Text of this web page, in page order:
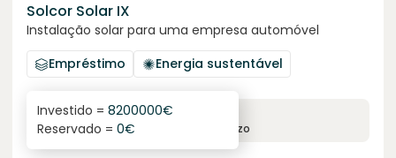
Solcor Solar IX
Instalação solar para uma empresa automóvel
Empréstimo
Energia sustentável
6.1%
juro anual prazo
Investido = 8200000€
Reservado = 0€